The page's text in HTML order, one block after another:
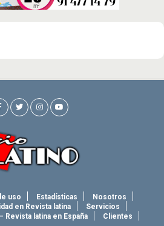
uso Estadísticas
Nosotros
en Revista latina
Servicios
Revista latina en España
Clientes